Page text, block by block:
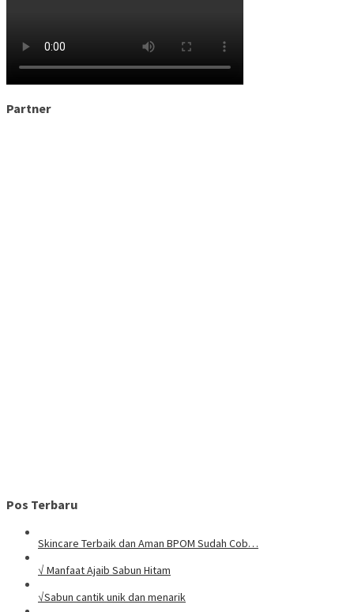
Partner
Pos Terbaru
Skincare Terbaik dan Aman BPOM Sudah Cob…
√ Manfaat Ajaib Sabun Hitam
√Sabun cantik unik dan menarik